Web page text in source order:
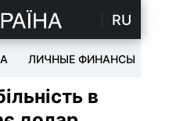
RU
ЛИЧНЫЕ ФИНАНСЫ
в